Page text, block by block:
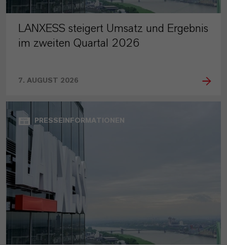
LANXESS steigert Umsatz und Ergebnis
im zweiten Quartal 2026
7. AUGUST 2026
PRESSEINFORMATIONEN